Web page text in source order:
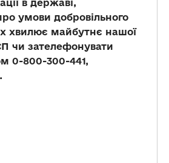
в державі,
умови добровільного
хвилює майбутнє нашої
чи зателефонувати
0-800-300-441,